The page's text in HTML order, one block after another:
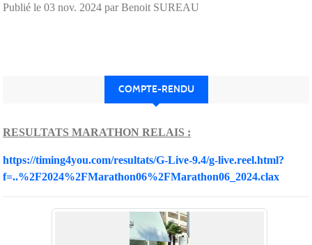
Publié le 03 nov. 2024 par Benoit SUREAU
COMPTE-RENDU
RESULTATS MARATHON RELAIS :
https://timing4you.com/resultats/G-Live-9.4/g-live.reel.html?
f=..%2F2024%2FMarathon06%2FMarathon06_2024.clax